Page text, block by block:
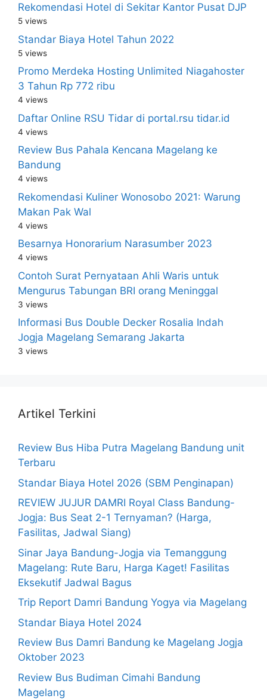
Rekomendasi Hotel di Sekitar Kantor Pusat DJP
5 views
Standar Biaya Hotel Tahun 2022
5 views
Promo Merdeka Hosting Unlimited Niagahoster
3 Tahun Rp 772 ribu
4 views
Daftar Online RSU Tidar di portal.rsu tidar.id
4 views
Review Bus Pahala Kencana Magelang ke
Bandung
4 views
Rekomendasi Kuliner Wonosobo 2021: Warung
Makan Pak Wal
4 views
Besarnya Honorarium Narasumber 2023
4 views
Contoh Surat Pernyataan Ahli Waris untuk
Mengurus Tabungan BRI orang Meninggal
3 views
Informasi Bus Double Decker Rosalia Indah
Jogja Magelang Semarang Jakarta
3 views
Artikel Terkini
Review Bus Hiba Putra Magelang Bandung unit
Terbaru
Standar Biaya Hotel 2026 (SBM Penginapan)
REVIEW JUJUR DAMRI Royal Class Bandung-
Jogja: Bus Seat 2-1 Ternyaman? (Harga,
Fasilitas, Jadwal Siang)
Sinar Jaya Bandung-Jogja via Temanggung
Magelang: Rute Baru, Harga Kaget! Fasilitas
Eksekutif Jadwal Bagus
Trip Report Damri Bandung Yogya via Magelang
Standar Biaya Hotel 2024
Review Bus Damri Bandung ke Magelang Jogja
Oktober 2023
Review Bus Budiman Cimahi Bandung
Magelang